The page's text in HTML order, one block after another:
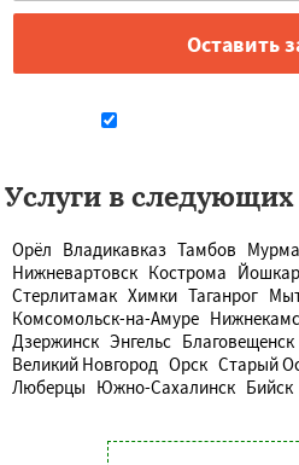
Услуги в следующих
Орёл Владикавказ Тамбов
Нижневартовск Кострома
Стерлитамак Химки Таганрог
Комсомольск-на-Амуре
Дзержинск Энгельс Благовещенск
Великий Новгород Орск Старый
Люберцы Южно-Сахалинск Бийск